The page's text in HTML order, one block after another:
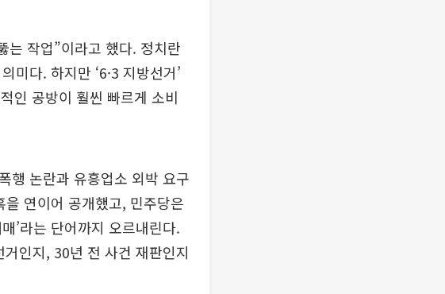
는 작업”이라고 했다. 정치란
미다. 하지만 ‘6·3 지방선거’
인 공방이 훨씬 빠르게 소비
행 논란과 유흥업소 외박 요구
연이어 공개했고, 민주당은
’라는 단어까지 오르내린다.
인지, 30년 전 사건 재판인지